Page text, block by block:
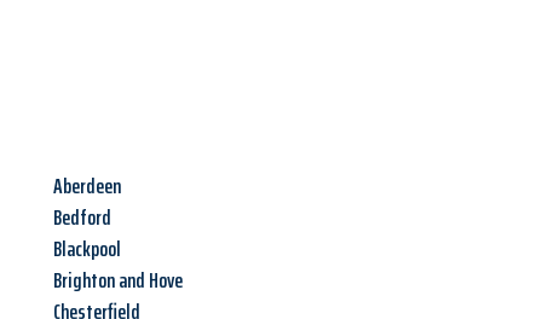
Aberdeen
Bedford
Blackpool
Brighton and Hove
Chesterfield